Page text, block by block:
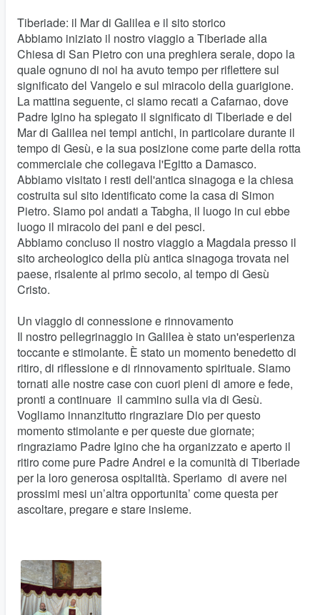
Tiberiade: il Mar di Galilea e il sito storico
Abbiamo iniziato il nostro viaggio a Tiberiade alla
Chiesa di San Pietro con una preghiera serale, dopo la
quale ognuno di noi ha avuto tempo per riflettere sul
significato del Vangelo e sul miracolo della guarigione.
La mattina seguente, ci siamo recati a Cafarnao, dove
Padre Igino ha spiegato il significato di Tiberiade e del
Mar di Galilea nei tempi antichi, in particolare durante il
tempo di Gesù, e la sua posizione come parte della rotta
commerciale che collegava l'Egitto a Damasco.
Abbiamo visitato i resti dell'antica sinagoga e la chiesa
costruita sul sito identificato come la casa di Simon
Pietro. Siamo poi andati a Tabgha, il luogo in cui ebbe
luogo il miracolo dei pani e dei pesci.
Abbiamo concluso il nostro viaggio a Magdala presso il
sito archeologico della più antica sinagoga trovata nel
paese, risalente al primo secolo, al tempo di Gesù
Cristo.
Un viaggio di connessione e rinnovamento
Il nostro pellegrinaggio in Galilea è stato un'esperienza
toccante e stimolante. È stato un momento benedetto di
ritiro, di riflessione e di rinnovamento spirituale. Siamo
tornati alle nostre case con cuori pieni di amore e fede,
pronti a continuare il cammino sulla via di Gesù.
Vogliamo innanzitutto ringraziare Dio per questo
momento stimolante e per queste due giornate;
ringraziamo Padre Igino che ha organizzato e aperto il
ritiro come pure Padre Andrei e la comunità di Tiberiade
per la loro generosa ospitalità. Speriamo di avere nei
prossimi mesi un’altra opportunita’ come questa per
ascoltare, pregare e stare insieme.